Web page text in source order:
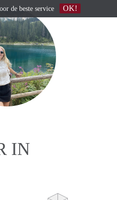
IN
de beste service OK!